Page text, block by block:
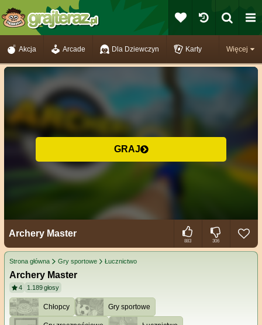
Więcej
Akcja Arcade Dla Dziewczyn Karty
GRAJ
Archery Master
883 306
Strona główna Gry sportowe Łucznictwo
Archery Master
4 1.189głosy
Chłopcy Gry sportowe